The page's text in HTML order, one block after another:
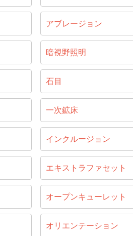
アブレージョン
暗視野照明
石目
一次鉱床
インクルージョン
エキストラファセット
オープンキューレット
オリエンテーション